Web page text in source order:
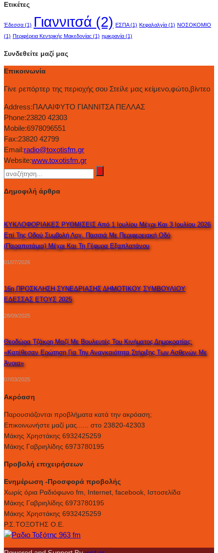
Ετικέτες
Έδεσσα (1) Γιαννιτσά (2) ΕΣΠΑ(1) Κεφαλαλγία (1) ΝΟΣΟΚΟΜΙΟ
(1) Περιφέρεια Κεντρικής Μακεδονίας (1) ημικρανία (1)
Συνδεθείτε μαζί μας
Επικοινωνία
Γίνε ρεπόρτερ της περιοχής σου Στείλε μας κείμενο,φώτο,βίντεο
Address:ΠΑΛΑΙΦΥΤΟ ΓΙΑΝΝΙΤΣΑ ΠΕΛΛΑΣ
Phone:23820 42303
Mobile:6978096551
Fax:23820 42799
Email:radio@toxotisfm.gr
Website:www.toxotisfm.gr
Δημοφιλή άρθρα
ΚΥΚΛΟΦΟΡΙΑΚΕΣ ΡΥΘΜΙΣΕΙΣ Από 1 Ιουλίου Μέχρι Και 3 Ιουλίου 2026
Επί Της Οδού Συμβολή Λοχ. Πασσιά Με Περιφερειακή Οδό
(παραποτάμια) Μέχρι Και Τη Γέφυρα Εξαπλατάνου
01/07/2026
16η ΠΡΟΣΚΛΗΣΗ ΣΥΝΕΔΡΙΑΣΗΣ ΔΗΜΟΤΙΚΟΥ ΣΥΜΒΟΥΛΙΟΥ
ΕΔΕΣΣΑΣ ΕΤΟΥΣ 2025
28/09/2025
Θεοδώρα Τζάκρη Μαζί Με Βουλευτές Του Κινήματος Δημοκρατίας:
«Κατέθεσαν Ερώτηση Για Την Αναγκαιότητα Στήριξης Των Ασθενών Με
Άνοια»
07/03/2025
Ακρόαση
Παρουσιάζονται προβλήματα κατά την ακρόαση;
Επικοινωνήστε μαζί μας...... στο 23820-42303
Μάκης Χρηστάκης 6932425259
Μάκης Γαβριηλίδης 6973780195
Προβολή επιχειρήσεων
Ενημέρωση -Προσφορά προβολής
Xωρίς όρια Ραδιόφωνο fm, Internet, facebook, Ιστοσελίδα
Μάκης Γαβριηλίδης 6973780195
Μάκης Χρηστάκης 6932425259
Ρ.Σ.ΤΟΞΟΤΗΣ Ο.Ε.